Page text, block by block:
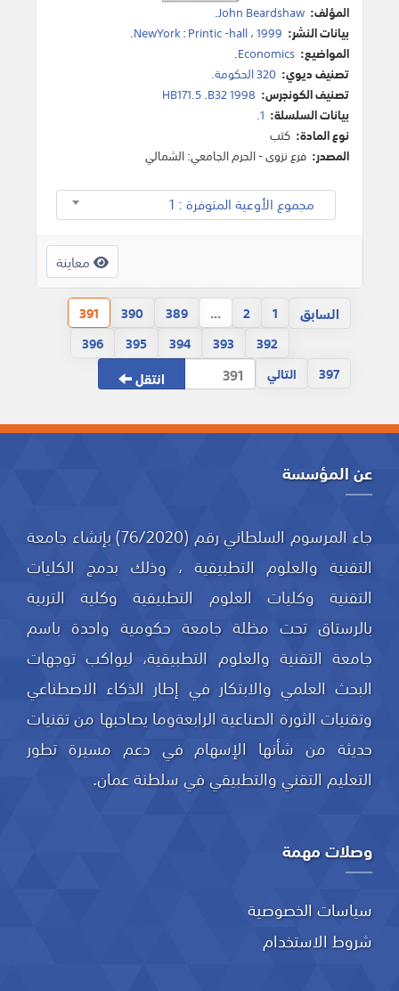
المؤلف: John Beardshaw
.
بيانات النشر:
NewYork:Printic -hall،1999
.
المواضيع: Economics
.
تصنيف ديوي: 320 الحكومة.
تصنيف الكونجرس: HB171.5 .B32 1998
بيانات السلسلة: 1.
نوع المادة: كتب
المصدر: فرع نزوى - الحرم الجامعي: الشمالي
مجموع الأوعية المتوفرة : 1
معاينة
السابق 1
2
...
389
390
391
392
393
394
395
396
397
التالي انتقل
عن المؤسسة
جاء المرسوم السلطاني رقم (76/2020) بإنشاء جامعة
التقنية والعلوم التطبيقية ، وذلك بدمج الكليات
التقنية وكليات العلوم التطبيقية وكلية التربية
بالرستاق تحت مظلة جامعة حكومية واحدة باسم
جامعة التقنية والعلوم التطبيقية، ليواكب توجهات
البحث العلمي والابتكار في إطار الذكاء الاصطناعي
وتقنيات الثورة الصناعية الرابعةوما يصاحبها من تقنيات
حديثة من شأنها الإسهام في دعم مسيرة تطور
التعليم التقني والتطبيقي في سلطنة عمان.
وصلات مهمة
سياسات الخصوصية
شروط الاستخدام